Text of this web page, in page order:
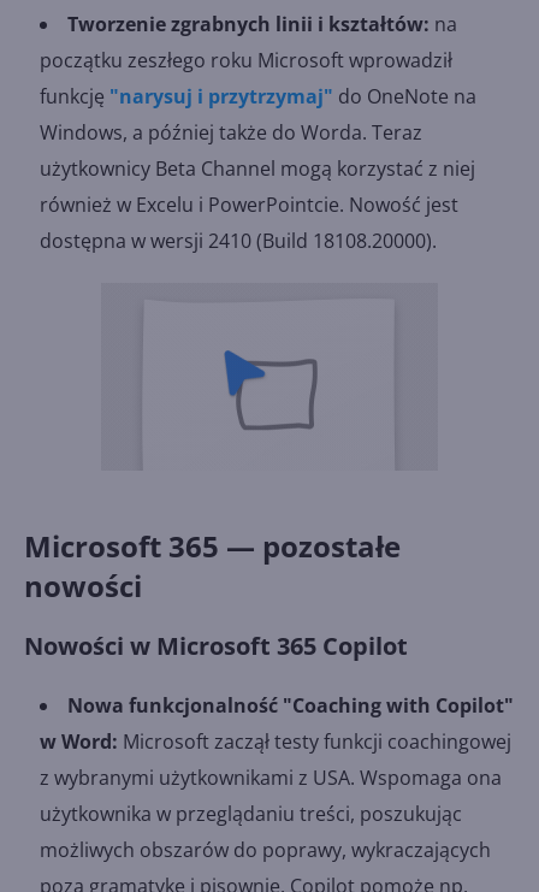
Tworzenie zgrabnych linii i kształtów: na
początku zeszłego roku Microsoft wprowadził
funkcję "narysuj i przytrzymaj" do OneNote na
Windows, a później także do Worda. Teraz
użytkownicy Beta Channel mogą korzystać z niej
również w Excelu i PowerPointcie. Nowość jest
dostępna w wersji 2410 (Build 18108.20000).
Microsoft 365 — pozostałe
nowości
Nowości w Microsoft 365 Copilot
Nowa funkcjonalność "Coaching with Copilot"
w Word: Microsoft zaczął testy funkcji coachingowej
z wybranymi użytkownikami z USA. Wspomaga ona
użytkownika w przeglądaniu treści, poszukując
możliwych obszarów do poprawy, wykraczających
poza gramatykę i pisownię. Copilot pomoże np.